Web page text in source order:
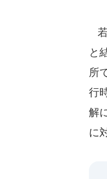
と
所
行
解
に